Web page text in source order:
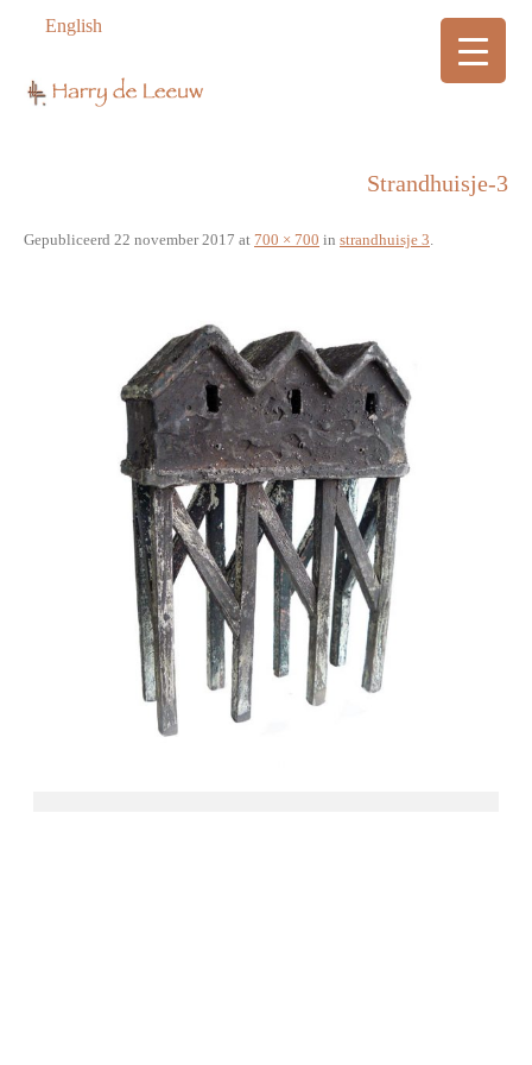
English
Strandhuisje-3
Gepubliceerd 22 november 2017 at 700 × 700 in strandhuisje 3.